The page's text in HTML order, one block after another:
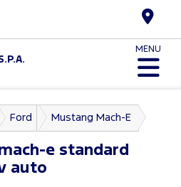
MENU
Ford Mustang Mach-E
e standard
auto